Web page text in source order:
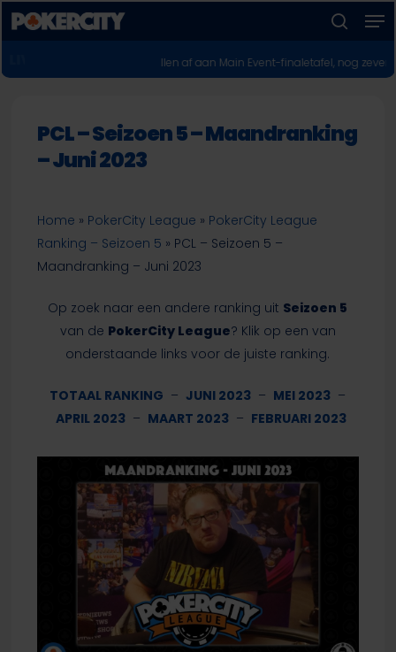
Skip
to
content
Europeanen vallen af aan Main Event-finaletafel, nog zeven
PCL – Seizoen 5 – Maandranking
– Juni 2023
Home » PokerCity League » PokerCity League
Ranking – Seizoen 5 » PCL – Seizoen 5 –
Maandranking – Juni 2023
Op zoek naar een andere ranking uit Seizoen 5
van de PokerCity League? Klik op een van
onderstaande links voor de juiste ranking.
TOTAAL RANKING – JUNI 2023 – MEI 2023 –
APRIL 2023 – MAART 2023 – FEBRUARI 2023
sluiten